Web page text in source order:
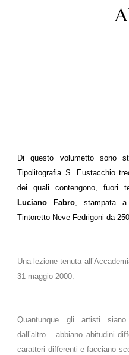
Di questo volumetto sono
Tipolitografia S. Eustacchio
dei quali contengono, fuori
Luciano Fabro , stampata
Tintoretto Neve Fedrigoni da
Una lezione tenuta
31 maggio 2000.
Quantunque gli artisti
dall’altro... abbiano abitudini
caratteri differenti e facciano